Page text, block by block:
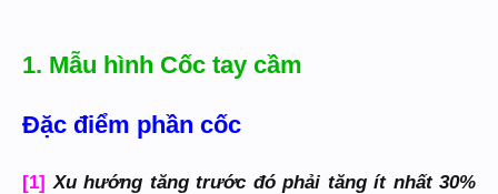
1. Mẫu hình Cốc tay cầm
Đặc điểm phần cốc
[1] Xu hướng tăng trước đó phải tăng ít nhất 30%